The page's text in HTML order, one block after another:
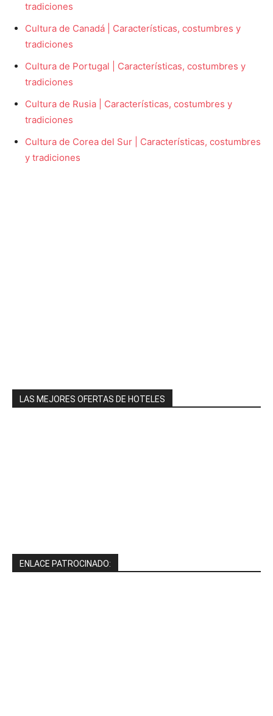
tradiciones
Cultura de Canadá | Características, costumbres y
tradiciones
Cultura de Portugal | Características, costumbres y
tradiciones
Cultura de Rusia | Características, costumbres y
tradiciones
Cultura de Corea del Sur | Características, costumbres
y tradiciones
LAS MEJORES OFERTAS DE HOTELES
ENLACE PATROCINADO: